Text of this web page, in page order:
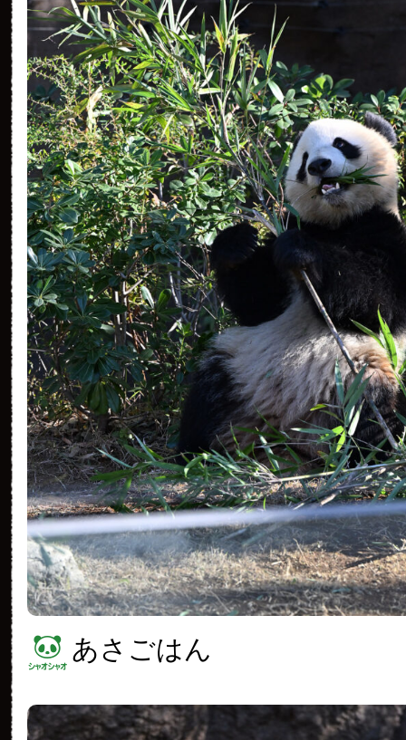
あさごはん